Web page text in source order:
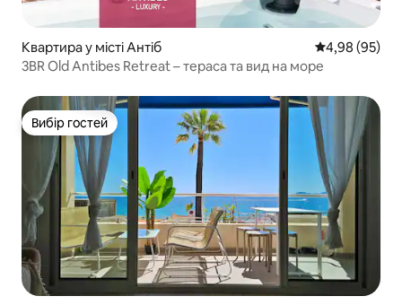
Квартира у місті Антіб Середня
4,98 (95)
3BR Old Antibes Retreat – тераса та вид на море
Вибір гостей
Вибір гостей